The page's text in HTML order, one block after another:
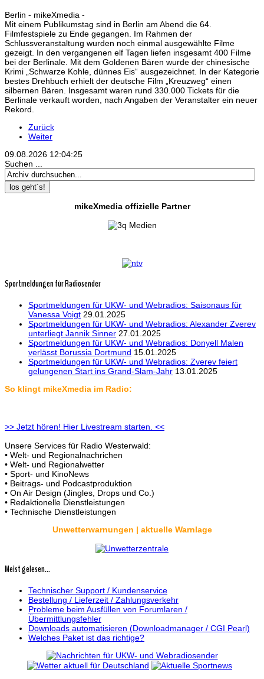
Berlin - mikeXmedia -
Mit einem Publikumstag sind in Berlin am Abend die 64.
Filmfestspiele zu Ende gegangen. Im Rahmen der
Schlussveranstaltung wurden noch einmal ausgewählte Filme
gezeigt. In den vergangenen elf Tagen liefen insgesamt 400 Filme
bei der Berlinale. Mit dem Goldenen Bären wurde der chinesische
Krimi „Schwarze Kohle, dünnes Eis“ ausgezeichnet. In der Kategorie
bestes Drehbuch erhielt der deutsche Film „Kreuzweg“ einen
silbernen Bären. Insgesamt waren rund 330.000 Tickets für die
Berlinale verkauft worden, nach Angaben der Veranstalter ein neuer
Rekord.
Zurück
Weiter
09.08.2026 12:04:26
Suchen ...
los geht´s!
mikeXmedia offizielle Partner
Sportmeldungen für Radiosender
Sportmeldungen für UKW- und Webradios: Saisonaus für
Vanessa Voigt 29.01.2025
Sportmeldungen für UKW- und Webradios: Alexander Zverev
unterliegt Jannik Sinner 27.01.2025
Sportmeldungen für UKW- und Webradios: Donyell Malen
verlässt Borussia Dortmund 15.01.2025
Sportmeldungen für UKW- und Webradios: Zverev feiert
gelungenen Start ins Grand-Slam-Jahr 13.01.2025
So klingt mikeXmedia im Radio:
>> Jetzt hören! Hier Livestream starten. <<
Unsere Services für Radio Westerwald:
• Welt- und Regionalnachrichen
• Welt- und Regionalwetter
• Sport- und KinoNews
• Beitrags- und Podcastproduktion
• On Air Design (Jingles, Drops und Co.)
• Redaktionelle Dienstleistungen
• Technische Dienstleistungen
Unwetterwarnungen | aktuelle Warnlage
Meist gelesen...
Technischer Support / Kundenservice
Bestellung / Lieferzeit / Zahlungsverkehr
Probleme beim Ausfüllen von Forumlaren /
Übermittlungsfehler
Downloads automatisieren (Downloadmanager / CGI Pearl)
Welches Paket ist das richtige?